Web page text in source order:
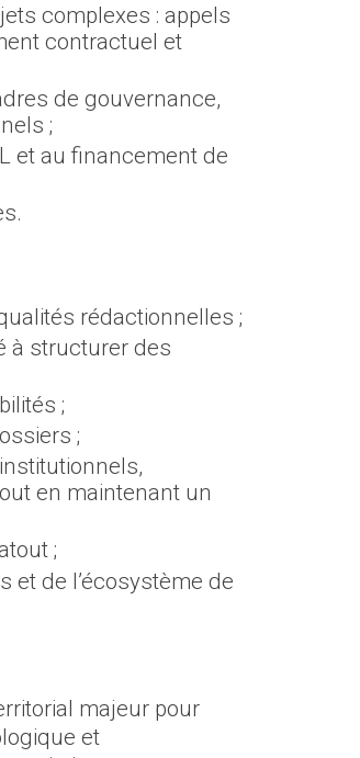
complexes : appels
contractuel et
de gouvernance,
;
et au financement de
rédactionnelles ;
à structurer des
;
;
en maintenant un
;
et de l’écosystème de
majeur pour
et